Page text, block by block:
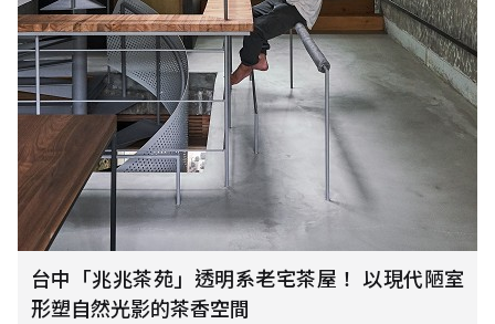
台中「兆兆茶苑」透明系老宅茶屋！ 以現代陋室
形塑自然光影的茶香空間